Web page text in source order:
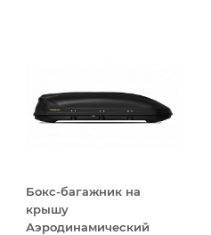
Бокс-багажник на
крышу
Аэродинамический